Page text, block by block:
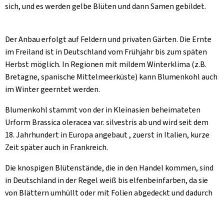
sich, und es werden gelbe Blüten und dann Samen gebildet.
Der Anbau erfolgt auf Feldern und privaten Gärten. Die Ernte
im Freiland ist in Deutschland vom Frühjahr bis zum späten
Herbst möglich. In Regionen mit mildem Winterklima (z.B.
Bretagne, spanische Mittelmeerküste) kann Blumenkohl auch
im Winter geerntet werden.
Blumenkohl stammt von der in Kleinasien beheimateten
Urform Brassica oleracea var. silvestris ab und wird seit dem
18. Jahrhundert in Europa angebaut , zuerst in Italien, kurze
Zeit später auch in Frankreich.
Die knospigen Blütenstände, die in den Handel kommen, sind
in Deutschland in der Regel weiß bis elfenbeinfarben, da sie
von Blättern umhüllt oder mit Folien abgedeckt und dadurch